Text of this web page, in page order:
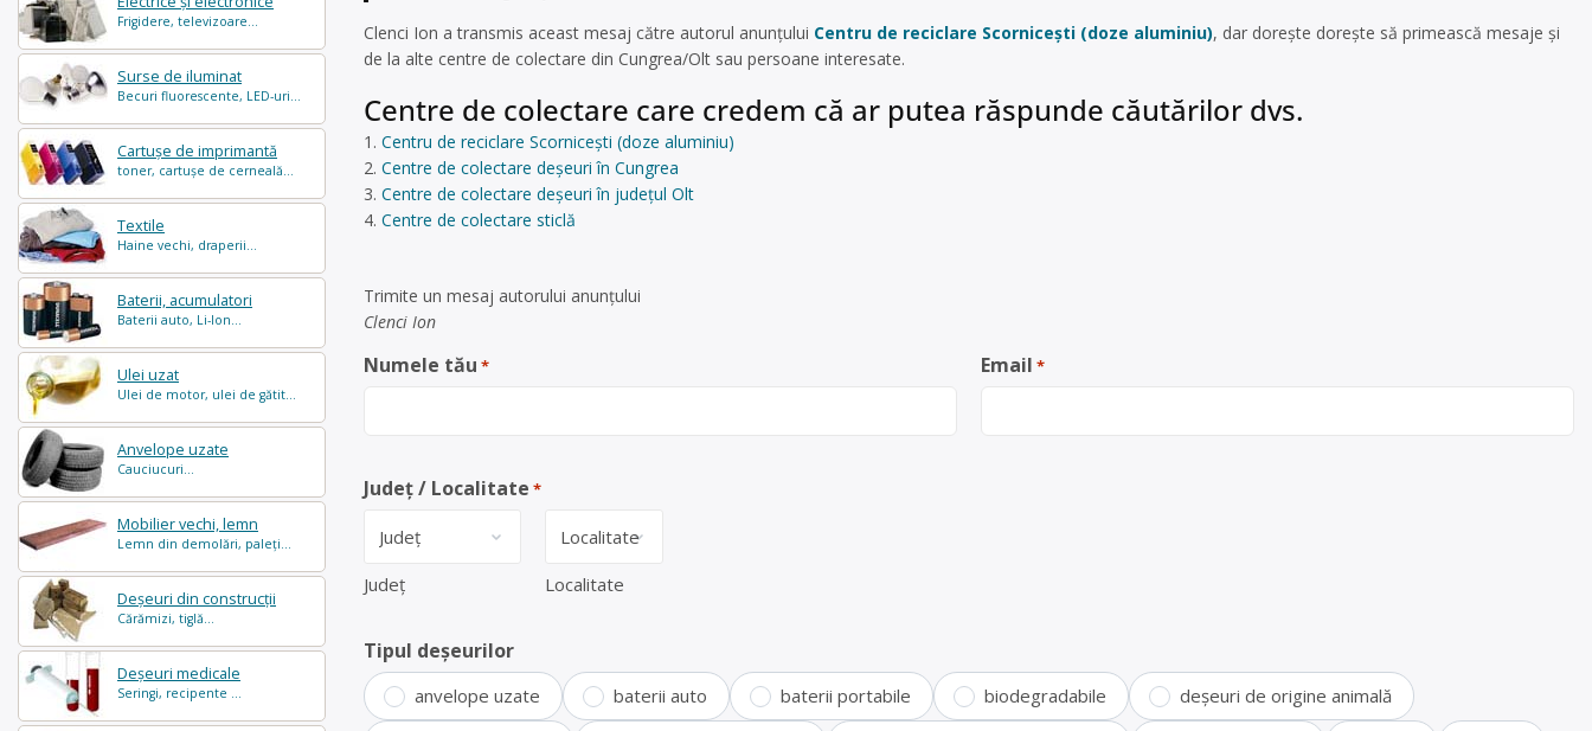
Frigidere, televizoare...
Surse de iluminat
Becuri fluorescente, LED-uri...
Cartușe de imprimantă
toner, cartușe de cerneală...
Textile
Haine vechi, draperii...
Baterii, acumulatori
Baterii auto, Li-Ion...
Ulei uzat
Ulei de motor, ulei de gătit...
Anvelope uzate
Cauciucuri...
Mobilier vechi, lemn
Lemn din demolări, paleți...
Deșeuri din construcții
Cărămizi, tiglă...
Deșeuri medicale
Seringi, recipente ...
Clenci Ion a transmis aceast mesaj către autorul anunțului Centru de reciclare Scornicești (doze aluminiu), dar dorește dorește să primească mesaje și
de la alte centre de colectare din Cungrea/Olt sau persoane interesate.
Centre de colectare care credem că ar putea răspunde căutărilor dvs.
Centru de reciclare Scornicești (doze aluminiu)
Centre de colectare deșeuri în Cungrea
Centre de colectare deșeuri în județul Olt
Centre de colectare sticlă
Trimite un mesaj autorului anunţului
Clenci Ion
Numele tău * Email *
Județ / Localitate *
Județ Localitate
Tipul deșeurilor
anvelope uzate baterii auto baterii portabile biodegradabile deșeuri de origine animală